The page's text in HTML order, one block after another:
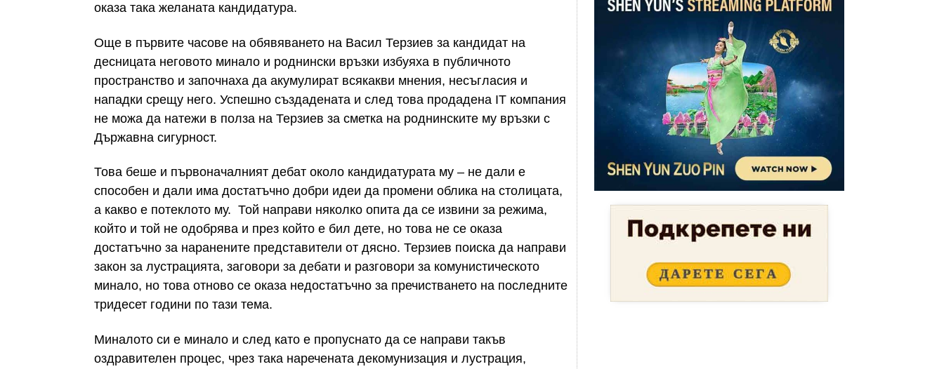
оказа така желаната кандидатура.
Още в първите часове на обявяването на Васил Терзиев за кандидат на
десницата неговото минало и роднински връзки избуяха в публичното
пространство и започнаха да акумулират всякакви мнения, несъгласия и
нападки срещу него. Успешно създадената и след това продадена IT компания
не можа да натежи в полза на Терзиев за сметка на роднинските му връзки с
Държавна сигурност.
Това беше и първоначалният дебат около кандидатурата му – не дали е
способен и дали има достатъчно добри идеи да промени облика на столицата,
а какво е потеклото му. Той направи няколко опита да се извини за режима,
който и той не одобрява и през който е бил дете, но това не се оказа
достатъчно за наранените представители от дясно. Терзиев поиска да направи
закон за лустрацията, заговори за дебати и разговори за комунистическото
минало, но това отново се оказа недостатъчно за пречистването на последните
тридесет години по тази тема.
Миналото си е минало и след като е пропуснато да се направи такъв
оздравителен процес, чрез така наречената декомунизация и лустрация,